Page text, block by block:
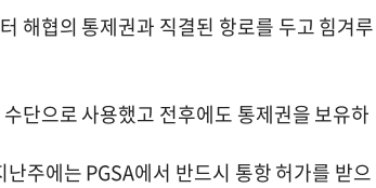
해협의 통제권과 직결된 항로를 두고 힘겨루
단으로 사용했고 전후에도 통제권을 보유하
주에는 PGSA에서 반드시 통항 허가를 받으